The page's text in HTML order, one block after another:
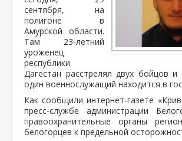
сентября, на
полигоне в
Амурской области.
Там 23-летний
уроженец
республики
Дагестан расстрелял двух бойцов
один военнослужащий находится в
Как сообщили интернет-газете
пресс-службе администрации
правоохранительные органы
белогорцев к предельной